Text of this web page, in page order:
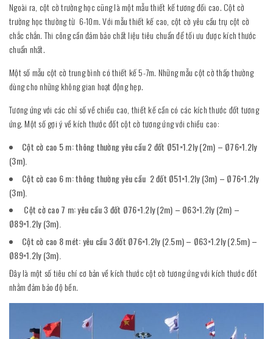
Ngoài ra, cột cờ trường học cũng là một mẫu thiết kế tương đối cao. Cột cờ
trường học thường từ 6-10m. Với mẫu thiết kế cao, cột cờ yêu cầu trụ cột cờ
chắc chắn. Thi công cần đảm bảo chất liệu tiêu chuẩn để tối ưu được kích thước
chuẩn nhất.
Một số mẫu cột cờ trung bình có thiết kế 5-7m. Những mẫu cột cờ thấp thường
dùng cho những không gian hoạt động hẹp.
Tương ứng với các chỉ số về chiều cao, thiết kế cần có các kích thước đốt tương
ứng. Một số gợi ý về kích thước đốt cột cờ tương ứng với chiều cao:
Cột cờ cao 5 m: thông thường yêu cầu 2 đốt Ø51×1.2ly (2m) – Ø76×1.2ly
(3m).
Cột cờ cao 6 m: thông thường yêu cầu 2 đốt Ø51×1.2ly (3m) – Ø76×1.2ly
(3m).
Cột cờ cao 7 m: yêu cầu 3 đốt Ø76×1.2ly (2m) – Ø63×1.2ly (2m) –
Ø89×1.2ly (3m).
Cột cờ cao 8 mét: yêu cầu 3 đốt Ø76×1.2ly (2.5m) – Ø63×1.2ly (2.5m) –
Ø89×1.2ly (3m).
Đây là một số tiêu chí cơ bản về kích thước cột cờ tương ứng với kích thước đốt
nhằm đảm bảo độ bền.